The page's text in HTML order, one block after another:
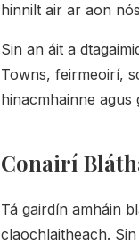
hinnilt air ar aon
Sin an áit a
Towns, feirmeoirí,
hinacmhainne agus
Conairí
Tá gairdín amháin
claochlaitheach.